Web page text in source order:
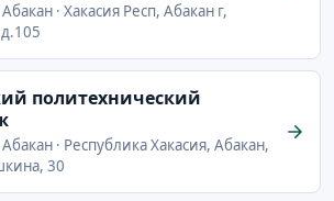
· Хакасия Респ, Абакан г,
политехнический
· Республика Хакасия, Абакан,
30